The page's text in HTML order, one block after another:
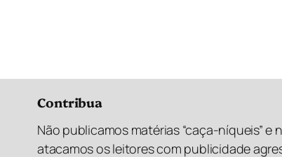
Contribua
Não publicamos matérias “caça-níqueis” e
atacamos os leitores com publicidade